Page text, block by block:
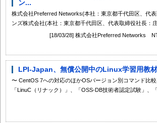
ン...
株式会社Preferred Networks(本社：東京都千代田区、代
ンズ株式会社(本社：東京都千代田区、代表取締役社長：
[18/03/28] 株式会社Preferred Networks
LPI-Japan、無償公開中のLinux学習用教
〜 CentOS 7への対応のほかOSバージョン別コマンド比
「LinuC（リナック）」、「OSS-DB技術者認定試験」